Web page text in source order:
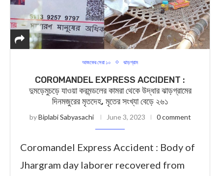
আজকের সেরা ১০ ঝাড়গ্রাম
COROMANDEL EXPRESS ACCIDENT :
দুমড়েমুচড়ে যাওয়া করমন্ডলের কামরা থেকে উদ্ধার ঝাড়গ্রামের
দিনমজুরের মৃতদেহ, মৃতের সংখ্যা বেড়ে ২৬১
byBiplabi Sabyasachi June 3, 2023 0 comment
Coromandel Express Accident : Body of
Jhargram day laborer recovered from